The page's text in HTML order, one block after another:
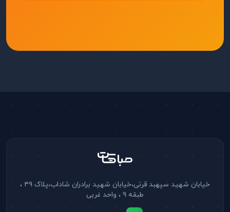
خیابان شهید سپهبد قرنی،خیابان شهید برادران شاداب،پلاک ۴۹ ،
طبقه ۹ ، واحد غربی